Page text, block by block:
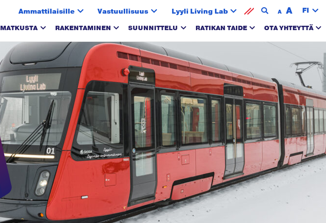
Ammattilaisille Vastuullisuus Lyyli Living Lab A A FI
MATKUSTA RAKENTAMINEN SUUNNITTELU RATIKAN TAIDE OTA YHTEYTTÄ